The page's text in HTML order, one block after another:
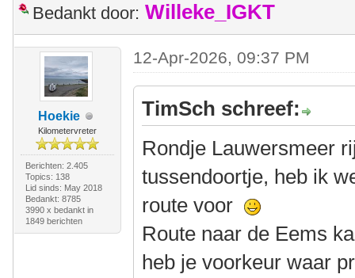
Bedankt door: Willeke_IGKT
Hoekie
Kilometervreter
Berichten: 2.405
Topics: 138
Lid sinds: May 2018
Bedankt: 8785
3990 x bedankt in
1849 berichten
12-Apr-2026, 09:37 PM
TimSch schreef:
Rondje Lauwersmeer
tussendoortje, heb ik
route voor
Route naar de Eems
heb je voorkeur waar